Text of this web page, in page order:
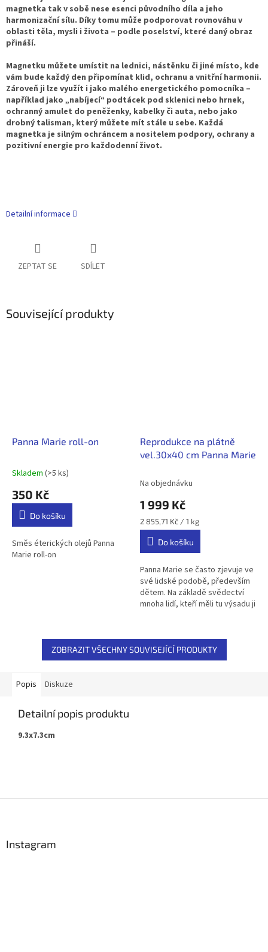
magnetka tak v sobě nese esenci původního díla a jeho
harmonizační sílu. Díky tomu může podporovat rovnováhu v
oblasti těla, mysli i života – podle poselství, které daný obraz
přináší.
Magnetku můžete umístit na lednici, nástěnku či jiné místo, kde
vám bude každý den připomínat klid, ochranu a vnitřní harmonii.
Zároveň ji lze využít i jako malého energetického pomocníka –
například jako „nabíjecí“ podtácek pod sklenici nebo hrnek,
ochranný amulet do peněženky, kabelky či auta, nebo jako
drobný talisman, který můžete mít stále u sebe. Každá
magnetka je silným ochráncem a nositelem podpory, ochrany a
pozitivní energie pro každodenní život.
Detailní informace
ZEPTAT SE SDÍLET
Související produkty
Panna Marie roll-on
Průměrné
produktu
5,0
5
hvězdiček.
Skladem (>5 ks)
350 Kč
Do košíku
Směs éterických olejů Panna
Marie roll-on
Reprodukce na plátně
vel.30x40 cm Panna Marie
Na objednávku
1 999 Kč
Měrná
cena:
2 855,71 Kč / 1 kg
Do košíku
Panna Marie se často zjevuje ve
své lidské podobě, především
dětem. Na základě svědectví
mnoha lidí, kteří měli tu výsadu ji
ZOBRAZIT VŠECHNY SOUVISEJÍCÍ PRODUKTY
Popis Diskuze
Detailní popis produktu
9.3x7.3cm
Instagram